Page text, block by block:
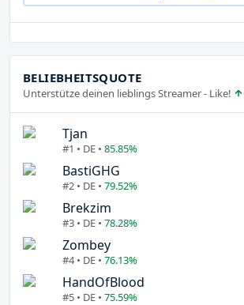
BELIEBHEITSQUOTE
Unterstütze deinen lieblings Streamer - Like!
Tjan
#1 • DE • 85.85%
BastiGHG
#2 • DE • 79.52%
Brekzim
#3 • DE • 78.28%
Zombey
#4 • DE • 76.13%
HandOfBlood
#5 • DE • 75.59%